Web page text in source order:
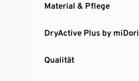
Material & Pflege
DryActive Plus by miDori
Qualität